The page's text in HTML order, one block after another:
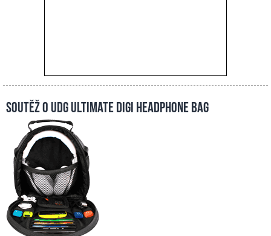
Soutěž o UDG Ultimate DIGI Headphone Bag